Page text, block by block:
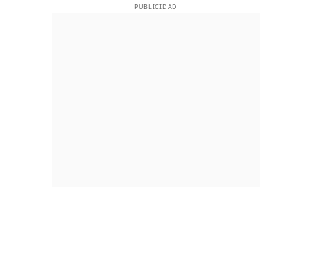
PUBLICIDAD